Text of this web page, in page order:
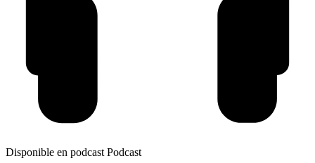
Disponible en podcast Podcast